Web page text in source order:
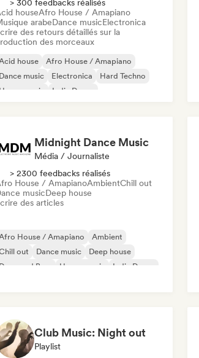
> 300 feedbacks réalisés
houseAfro House / Amapiano
arabeDance musicElectronica
des retours détaillés sur la
des morceaux
house
Afro House / Amapiano
Dance music
Electronica
Hard Techno
House music
Indie Dance
Midnight Dance Music
Média / Journaliste
> 2300 feedbacks réalisés
House / AmapianoAmbientChill out
musicDeep house
des articles
House / Amapiano
Ambient
out
Dance music
Deep house
Drum and Bass
House music Indie Dance
Club Music: Night out
Playlist